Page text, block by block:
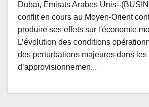
Dubaï, Émirats Arabes Unis--
conflit en cours au Moyen-Orient
produire ses effets sur l'économie
L’évolution des conditions
des perturbations majeures dans
d’approvisionnemen...